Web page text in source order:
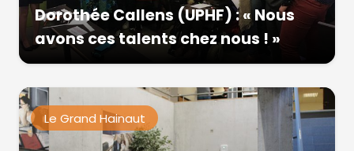
Dorothée Callens (UPHF) : « Nous
avons ces talents chez nous ! »
Le Grand Hainaut